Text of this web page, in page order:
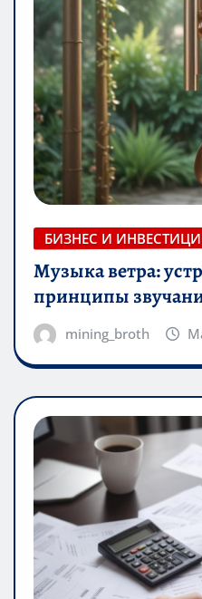
БИЗНЕС И
Музыка ветра:
принципы
mining_broth